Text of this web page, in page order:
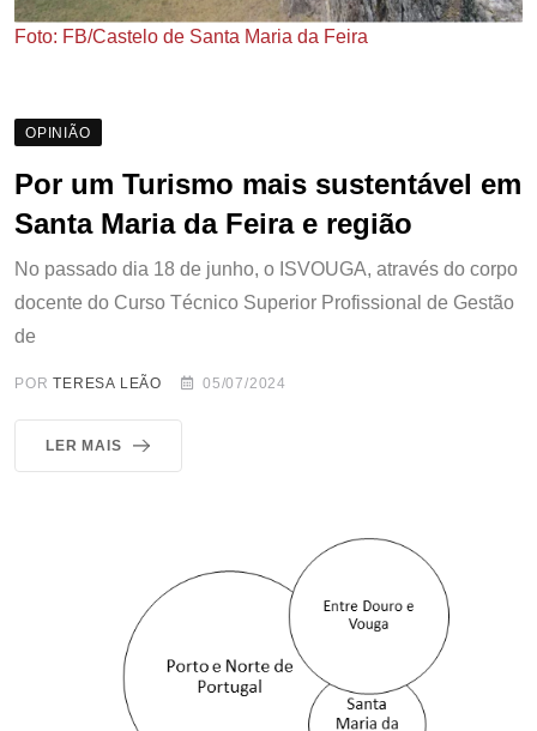
Foto: FB/Castelo de Santa Maria da Feira
OPINIÃO
Por um Turismo mais sustentável em
Santa Maria da Feira e região
No passado dia 18 de junho, o ISVOUGA, através do corpo
docente do Curso Técnico Superior Profissional de Gestão
de
PORTERESA LEÃO 05/07/2024
LER MAIS